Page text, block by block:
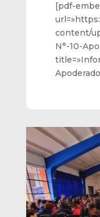
[pdf-
content/
N°-10-